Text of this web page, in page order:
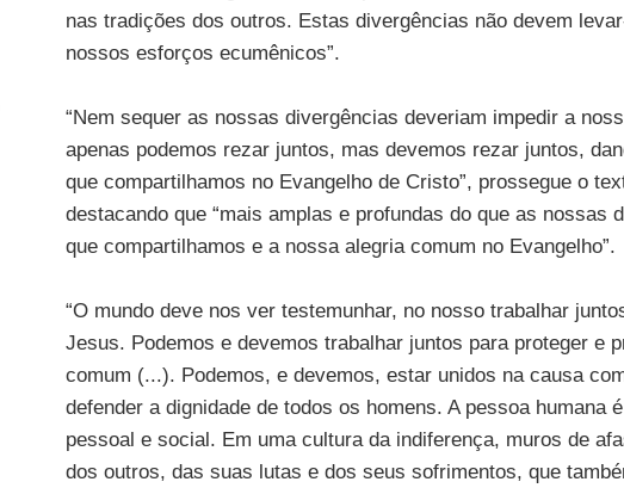
nas tradições dos outros. Estas divergências não devem
nossos esforços ecumênicos”.
“Nem sequer as nossas divergências deveriam impedir a
apenas podemos rezar juntos, mas devemos rezar juntos,
que compartilhamos no Evangelho de Cristo”, prossegue o
destacando que “mais amplas e profundas do que as nossas
que compartilhamos e a nossa alegria comum no Evangelho”.
“O mundo deve nos ver testemunhar, no nosso trabalhar
Jesus. Podemos e devemos trabalhar juntos para proteger e
comum (...). Podemos, e devemos, estar unidos na causa
defender a dignidade de todos os homens. A pessoa humana
pessoal e social. Em uma cultura da indiferença, muros de
dos outros, das suas lutas e dos seus sofrimentos, que